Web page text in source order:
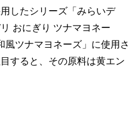
したシリーズ「みらいデ
おにぎり ツナマヨネー
風ツナマヨネーズ」に使用さ
すると、その原料は黄エン